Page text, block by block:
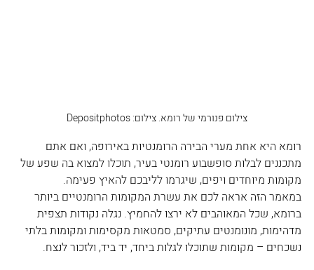
צילום פנורמי של רומא. צילום: Depositphotos
רומא היא אחת מערי הבירה הרומנטיות באירופה, ואם אתם
מתכננים לבלות סופשבוע רומנטי בעיר, תוכלו למצוא בה שפע של
מקומות מיוחדים ויפים, שיגרמו לליבכם להאיץ פעימה.
במאמר הזה אראה לכם את עשרת המקומות הרומנטיים ביותר
ברומא, שכל המאוהבים לא ירצו להחמיץ. נגלה נקודות תצפית
מדהימות, מונומנטים עתיקים, סמטאות מקסימות ומקומות בלתי
נשכחים – מקומות שתוכלו לגלות ביחד, יד ביד, ולזכור לנצח.